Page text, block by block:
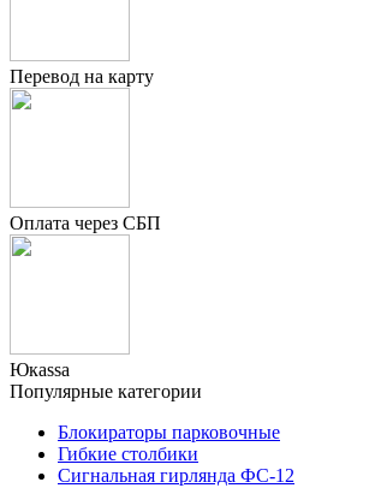
Перевод на карту
Оплата через СБП
Юкаssа
Популярные категории
Блокираторы парковочные
Гибкие столбики
Сигнальная гирлянда ФС-12